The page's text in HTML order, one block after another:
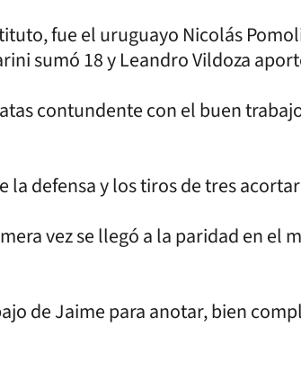
fue el uruguayo Nicolás
sumó 18 y Leandro Vildoza
contundente con el buen
defensa y los tiros de tres
vez se llegó a la paridad en el
de Jaime para anotar, bien